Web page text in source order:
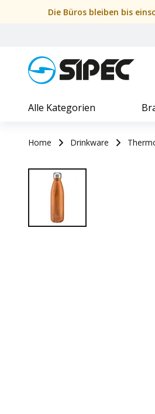
Die Büros bleiben bis
Alle Kategorien
Home Drinkware